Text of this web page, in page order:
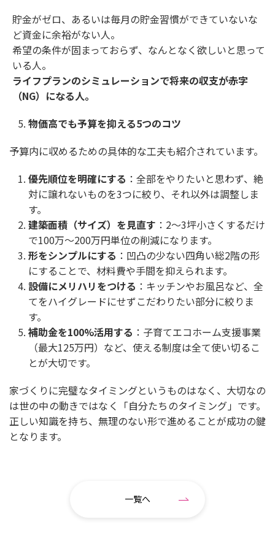
貯金がゼロ、あるいは毎月の貯金習慣ができていないな
ど資金に余裕がない人。
希望の条件が固まっておらず、なんとなく欲しいと思って
いる人。
ライフプランのシミュレーションで将来の収支が赤字
（NG）になる人。
物価高でも予算を抑える5つのコツ
予算内に収めるための具体的な工夫も紹介されています。
優先順位を明確にする ：全部をやりたいと思わず、絶
対に譲れないものを3つに絞り、それ以外は調整しま
す。
建築面積（サイズ）を見直す ：2〜3坪小さくするだけ
で100万〜200万円単位の削減になります。
形をシンプルにする ：凹凸の少ない四角い総2階の形
にすることで、材料費や手間を抑えられます。
設備にメリハリをつける ：キッチンやお風呂など、全
てをハイグレードにせずこだわりたい部分に絞りま
す。
補助金を100%活用する ：子育てエコホーム支援事業
（最大125万円）など、使える制度は全て使い切るこ
とが大切です。
家づくりに完璧なタイミングというものはなく、大切なの
は世の中の動きではなく「自分たちのタイミング」です。
正しい知識を持ち、無理のない形で進めることが成功の鍵
となります。
一覧へ